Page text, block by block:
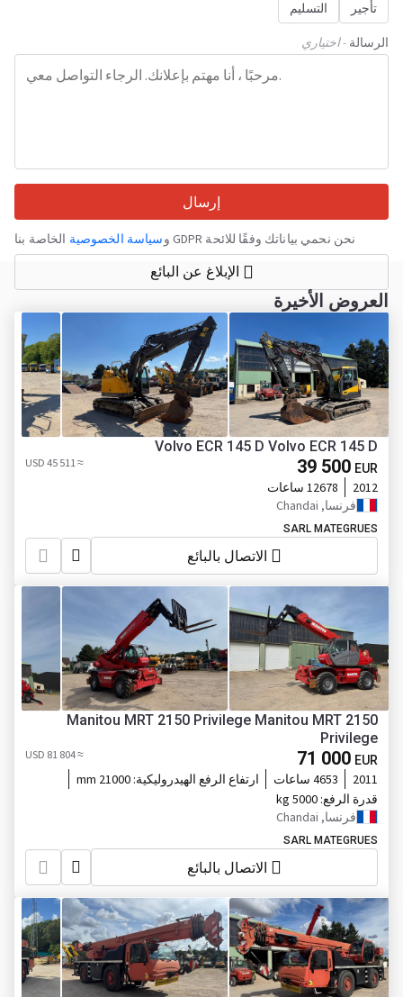
تأجير التسليم
الرسالة - اختياري
إرسال
نحن نحمي بياناتك وفقًا للائحة GDPR و سياسة الخصوصية الخاصة بنا
الإبلاغ عن البائع
العروض الأخيرة
Volvo ECR 145 D Volvo ECR 145 D
39 500 EUR
≈ 45 511 USD
2012
12678 ساعات
فرنسا, Chandai
SARL MATEGRUES
الاتصال بالبائع
Manitou MRT 2150 Privilege Manitou MRT 2150
Privilege
71 000 EUR
≈ 81 804 USD
2011 4653 ساعات ارتفاع الرفع الهيدروليكية: 21000 mm
قدرة الرفع: 5000 kg
فرنسا, Chandai
SARL MATEGRUES
الاتصال بالبائع